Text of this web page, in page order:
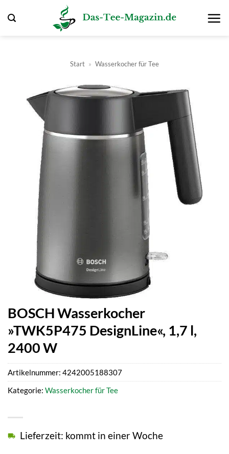
Inhalt
Start » Wasserkocher für Tee
BOSCH Wasserkocher
»TWK5P475 DesignLine«, 1,7 l,
2400 W
Lieferzeit: kommt in einer Woche
Artikelnummer: 4242005188307
Kategorie: Wasserkocher für Tee